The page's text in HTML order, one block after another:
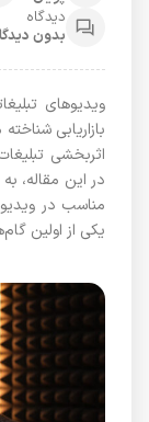
دیدگاه
بدون
ویدیوهای
بازاریابی
اثربخشی
در این مقاله،
مناسب در
یکی از اولین